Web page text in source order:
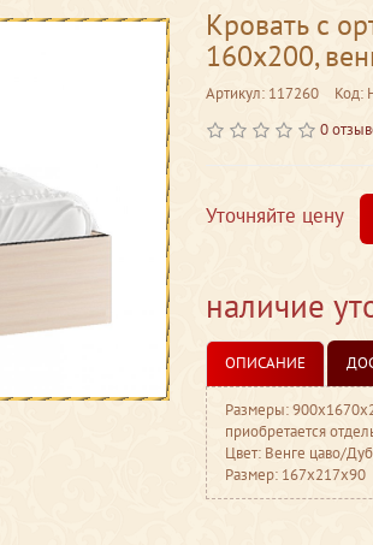
Кровать с
160х200,
Артикул: 117260 Код:
0
Уточняйте цену
наличие
ОПИСАНИЕ
Размеры:
приобретается
Цвет: Венге цаво/
Размер: 167x217x90